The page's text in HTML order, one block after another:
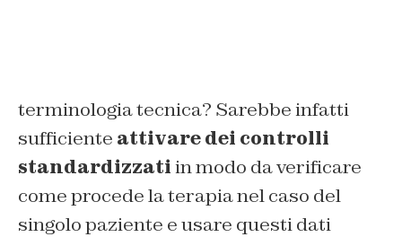
terminologia tecnica? Sarebbe infatti
sufficiente attivare dei controlli
standardizzatiin modo da verificare
come procede la terapia nel caso del
singolo paziente e usare questi dati